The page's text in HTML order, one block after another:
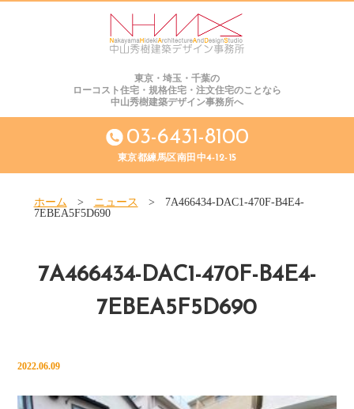
東京・埼玉・千葉の
ローコスト住宅・規格住宅・注文住宅のことなら
中山秀樹建築デザイン事務所へ
03-6431-8100
東京都練馬区南田中4-12-15
ホーム > ニュース >
7A466434-DAC1-470F-B4E4-
7EBEA5F5D690
7A466434-DAC1-470F-B4E4-
7EBEA5F5D690
2022.06.09